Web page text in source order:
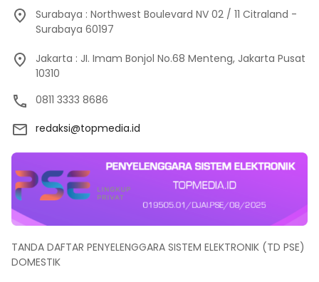
Surabaya : Northwest Boulevard NV 02 / 11 Citraland -
Surabaya 60197
Jakarta : JI. Imam Bonjol No.68 Menteng, Jakarta Pusat
10310
0811 3333 8686
redaksi@topmedia.id
TANDA DAFTAR PENYELENGGARA SISTEM ELEKTRONIK (TD PSE)
DOMESTIK